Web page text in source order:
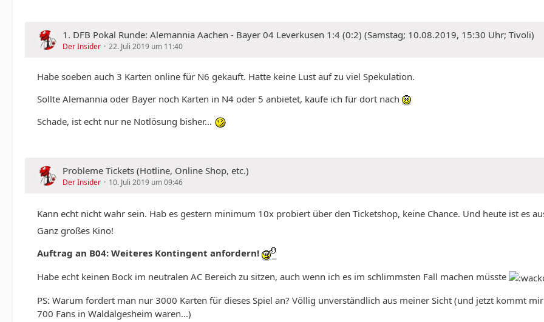
1. DFB Pokal Runde: Alemannia Aachen - Bayer 04 Leverkusen 1:4 (0:2) (Samstag; 10.08.2019, 15:30 Uhr; Tivoli)
Der Insider 22. Juli 2019 um 11:40
Habe soeben auch 3 Karten online für N6 gekauft. Hatte keine Lust auf zu viel Spekulation.
Sollte Alemannia oder Bayer noch Karten in N4 oder 5 anbietet, kaufe ich für dort nach
Schade, ist echt nur ne Notlösung bisher...
Probleme Tickets (Hotline, Online Shop, etc.)
Der Insider 10. Juli 2019 um 09:46
Kann echt nicht wahr sein. Hab es gestern minimum 10x probiert über den Ticketshop, keine Chance. Und heute ist es
Ganz großes Kino!
Auftrag an B04: Weiteres Kontingent anfordern!
Habe echt keinen Bock im neutralen AC Bereich zu sitzen, auch wenn ich es im schlimmsten Fall machen müsste
PS: Warum fordert man nur 3000 Karten für dieses Spiel an? Völlig unverständlich aus meiner Sicht (und jetzt kommt
700 Fans in Waldalgesheim waren...)